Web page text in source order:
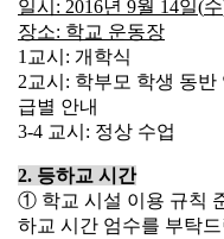
일시 : 2016년 9월 14일(수
장소: 학교 운동장
1 교시 : 개학식
2교시 : 학부모 학생 동반
급별 안내
3-4 교시 : 정상 수업
2. 등하교 시간
① 학교 시설 이용 규칙
하교 시간 엄수를 부탁